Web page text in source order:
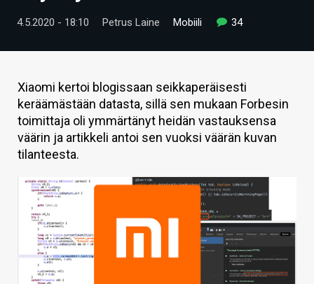
TIETOA
HINTA.FI
KAUPPA
VAIHDA TEEMA
HAKU
4.5.2020 - 18:10 Petrus Laine Mobiili 34
Xiaomi kertoi blogissaan seikkaperäisesti
keräämästään datasta, sillä sen mukaan Forbesin
toimittaja oli ymmärtänyt heidän vastauksensa
väärin ja artikkeli antoi sen vuoksi väärän kuvan
tilanteesta.